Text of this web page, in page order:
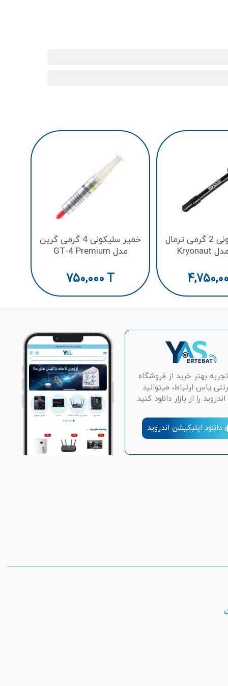
خمیر سلیکونی 2 گرمی ترمال
گریزلی مدل Kryonaut
خمیر سلیکونی 4 گرمی گرین
مدل GT-4 Premium
750,000 T
بهتر خرید از فروشگاه
یاس ارتباط، میتوانید
را از بازار دانلود کنید.
دانلود اپلیکیشن اندروید